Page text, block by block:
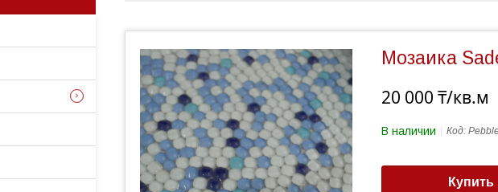
Мозаика
20 000 ₸/кв.м
В наличии Код:
Купить